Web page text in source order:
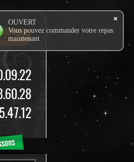
OUVERT
Vous pouvez commander votre repas
maintenant